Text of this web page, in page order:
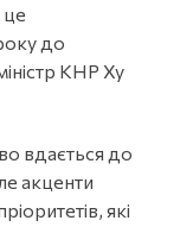
це
до
КНР Ху
вдається до
акценти
які